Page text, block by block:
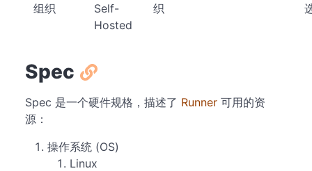
组织
Self-
Hosted
织
Spec
Spec 是一个硬件规格，描述了 Runner 可用的资
源：
操作系统 (OS)
Linux